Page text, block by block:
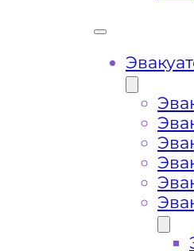
Буксировка